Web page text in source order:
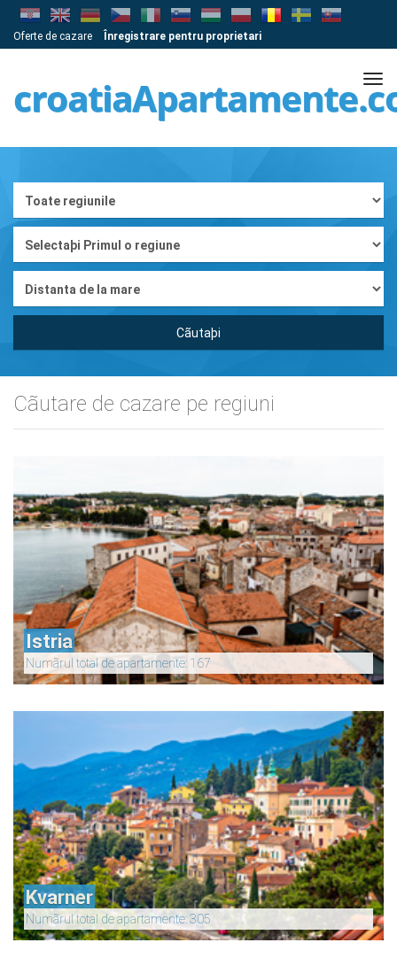
Oferte de cazare Înregistrare pentru proprietari
Cãutaþi
Cãutare de cazare pe regiuni
Istria
Numãrul total de apartamente: 167
Kvarner
Numãrul total de apartamente: 305